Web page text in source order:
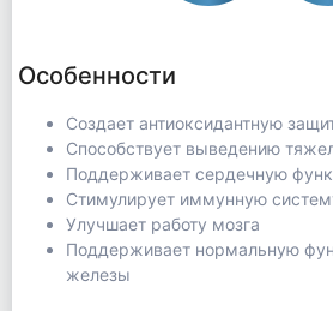
Особенности
Создает антиоксидантную
Способствует выведению
Поддерживает сердечную
Стимулирует иммунную
Улучшает работу мозга
Поддерживает нормальную
железы